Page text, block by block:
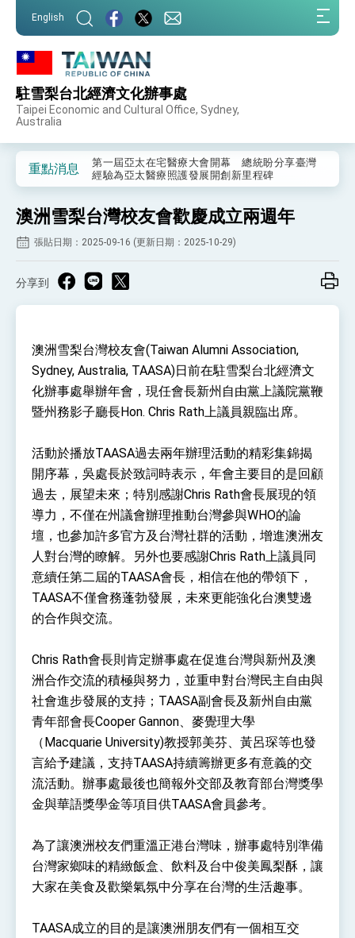
English
駐雪梨台北經濟文化辦事處
Taipei Economic and Cultural Office, Sydney,
Australia
重點消息
外交部重要言論
事處」，進一步深化台美交流合作
第一屆亞太在宅醫療大會開幕 總統盼分享臺灣
經驗為亞太醫療照護發展開創新里程碑
及「台灣智慧醫療與健康產業展」預告短片，向
世界展現台灣守護全球健康的創新能量
總統出訪史瓦帝尼返國談話 強調臺灣人有權利
走向世界 盼與理念相近國家共同維護國際秩序
訪問
總統與五院院長新春茶敘 盼化分歧為團結、為
台美貿易協議完成簽署達成6大目標、創5大歷史
性突破 總統強調將以3大面向加速臺灣經濟轉型
升級 籲請立院全力支持並盡速通過
臺美簽署「對等貿易協定」確立對等關稅15%且不
疊加 我輸美2072項產品豁免對等關稅
總統接受「法新社」（AFP）專訪內容
外交部長林佳龍於《外交事務》撰文指出：自由
世界 需要台灣，團結合作方能守護繁榮
外交部長林佳龍出席《台灣光華雜誌》50週年慶
「見證蛻變，分享世界的光華」開幕式，期許數
位轉 型迎向下個50年
總統主持「台美經濟繁榮夥伴對話」記者會 說
明臺美合作三大戰略方向 盼與民主夥伴共同引
領 下一個世代的繁榮
外交部長林佳龍接受印尼「時代雜誌」專訪，闡
述印太安全局勢，籲深化台印尼半導體供應鏈合
作
外交部長林佳龍午宴歡迎美國聯邦參議員蓋耶哥
外交部長林佳龍接見美國智庫「德國馬歇爾基金
會」訪問團一行，深化跨大西洋戰略夥伴關係
成「臺美對等貿易協定」簽署
卓揆：臺美關稅談判階段性結果有助臺灣取得有
利戰略地位 全力支持「臺美對等貿易協定」簽署
外交部與數位發展部攜手合作，整合台灣雄厚數
位實力，達成固邦榮邦目標
外交部長林佳龍主持第35次「參與亞太經濟合作
策略小組」跨部會會議
民調顯示多數國人滿意政府外交表現，高度支持
「總合外交」與台歐美日關係深化
總統以「韌性之島，希望之光」為題發表2026新
年談話
會 強調以實力守護台海和平 以決心掌握國家
命運
變局中 奮起的新臺灣 總統發表國慶演說
總統發表執政周年談話 盼面對未來挑戰 堅持
賴總統就職演說影片
澳洲雪梨台灣校友會歡慶成立兩週年
張貼日期：2025-09-16 (更新日期：2025-10-29)
分享到
澳洲雪梨台灣校友會(Taiwan Alumni Association,
Sydney, Australia, TAASA)日前在駐雪梨台北經濟文
化辦事處舉辦年會，現任會長新州自由黨上議院黨鞭
暨州務影子廳長Hon. Chris Rath上議員親臨出席。
活動於播放TAASA過去兩年辦理活動的精彩集錦揭
開序幕，吳處長於致詞時表示，年會主要目的是回顧
過去，展望未來；特別感謝Chris Rath會長展現的領
導力，不僅在州議會辦理推動台灣參與WHO的論
壇，也參加許多官方及台灣社群的活動，增進澳洲友
人對台灣的瞭解。另外也要感謝Chris Rath上議員同
意續任第二屆的TAASA會長，相信在他的帶領下，
TAASA不僅會務蓬勃發展，未來更能強化台澳雙邊
的合作與交流。
Chris Rath會長則肯定辦事處在促進台灣與新州及澳
洲合作交流的積極與努力，並重申對台灣民主自由與
社會進步發展的支持；TAASA副會長及新州自由黨
青年部會長Cooper Gannon、麥覺理大學
（Macquarie University)教授郭美芬、黃呂琛等也發
言給予建議，支持TAASA持續籌辦更多有意義的交
流活動。辦事處最後也簡報外交部及教育部台灣獎學
金與華語獎學金等項目供TAASA會員參考。
為了讓澳洲校友們重溫正港台灣味，辦事處特別準備
台灣家鄉味的精緻飯盒、飲料及台中俊美鳳梨酥，讓
大家在美食及歡樂氣氛中分享在台灣的生活趣事。
TAASA成立的目的是讓澳洲朋友們有一個相互交